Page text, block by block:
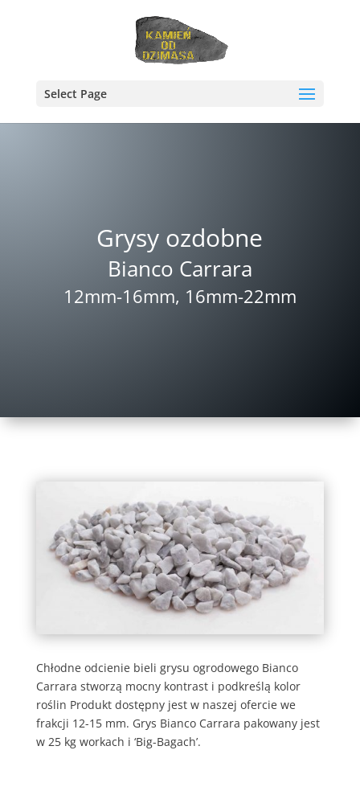
Select Page
Grysy ozdobne
Bianco Carrara
12mm-16mm, 16mm-22mm
Chłodne odcienie bieli grysu ogrodowego Bianco
Carrara stworzą mocny kontrast i podkreślą kolor
roślin Produkt dostępny jest w naszej ofercie we
frakcji 12-15 mm. Grys Bianco Carrara pakowany jest
w 25 kg workach i ‘Big-Bagach’.